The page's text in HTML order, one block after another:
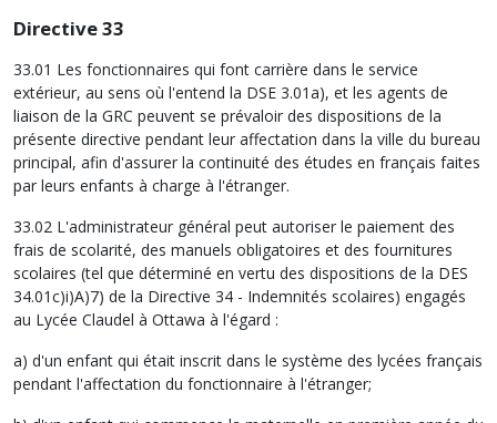
Directive 33
33.01 Les fonctionnaires qui font carrière dans le service
extérieur, au sens où l'entend la DSE 3.01a), et les agents de
liaison de la GRC peuvent se prévaloir des dispositions de la
présente directive pendant leur affectation dans la ville du bureau
principal, afin d'assurer la continuité des études en français faites
par leurs enfants à charge à l'étranger.
33.02 L'administrateur général peut autoriser le paiement des
frais de scolarité, des manuels obligatoires et des fournitures
scolaires (tel que déterminé en vertu des dispositions de la DES
34.01c)i)A)7) de la Directive 34 - Indemnités scolaires) engagés
au Lycée Claudel à Ottawa à l'égard :
a) d'un enfant qui était inscrit dans le système des lycées français
pendant l'affectation du fonctionnaire à l'étranger;